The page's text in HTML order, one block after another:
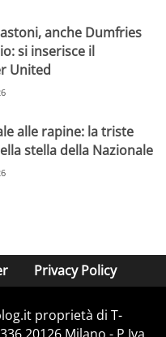
anche Dumfries
si inserisce il
United
alle rapine: la triste
stella della Nazionale
Privacy Policy
proprietà di T-